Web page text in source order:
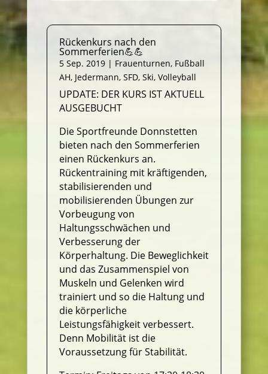
Rückenkurs nach den
Sommerferien💪💪
5 Sep. 2019| Frauenturnen, Fußball
AH, Jedermann, SFD, Ski, Volleyball
UPDATE: DER KURS IST AKTUELL
AUSGEBUCHT
Die Sportfreunde Donnstetten
bieten nach den Sommerferien
einen Rückenkurs an.
Rückentraining mit kräftigenden,
stabilisierenden und
mobilisierenden Übungen zur
Vorbeugung von
Haltungsschwächen und
Verbesserung der
Körperhaltung. Die Beweglichkeit
und das Zusammenspiel von
Muskeln und Gelenken wird
trainiert und so die Haltung und
die körperliche
Leistungsfähigkeit verbessert.
Denn Mobilität ist die
Voraussetzung für Stabilität.